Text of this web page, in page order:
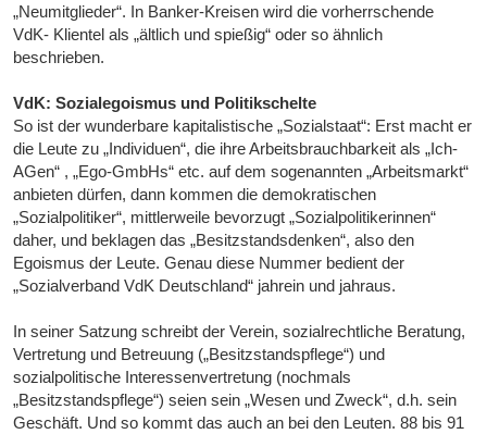
„Neumitglieder“. In Banker-Kreisen wird die vorherrschende
VdK- Klientel als „ältlich und spießig“ oder so ähnlich
beschrieben.
VdK: Sozialegoismus und Politikschelte
So ist der wunderbare kapitalistische „Sozialstaat“: Erst macht er
die Leute zu „Individuen“, die ihre Arbeitsbrauchbarkeit als „Ich-
AGen“ , „Ego-GmbHs“ etc. auf dem sogenannten „Arbeitsmarkt“
anbieten dürfen, dann kommen die demokratischen
„Sozialpolitiker“, mittlerweile bevorzugt „Sozialpolitikerinnen“
daher, und beklagen das „Besitzstandsdenken“, also den
Egoismus der Leute. Genau diese Nummer bedient der
„Sozialverband VdK Deutschland“ jahrein und jahraus.
In seiner Satzung schreibt der Verein, sozialrechtliche Beratung,
Vertretung und Betreuung („Besitzstandspflege“) und
sozialpolitische Interessenvertretung (nochmals
„Besitzstandspflege“) seien sein „Wesen und Zweck“, d.h. sein
Geschäft. Und so kommt das auch an bei den Leuten. 88 bis 91